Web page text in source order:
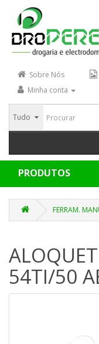
Sobre Nós
Minha conta
Tudo
PRODUTOS
FERRAM.
54TI/50